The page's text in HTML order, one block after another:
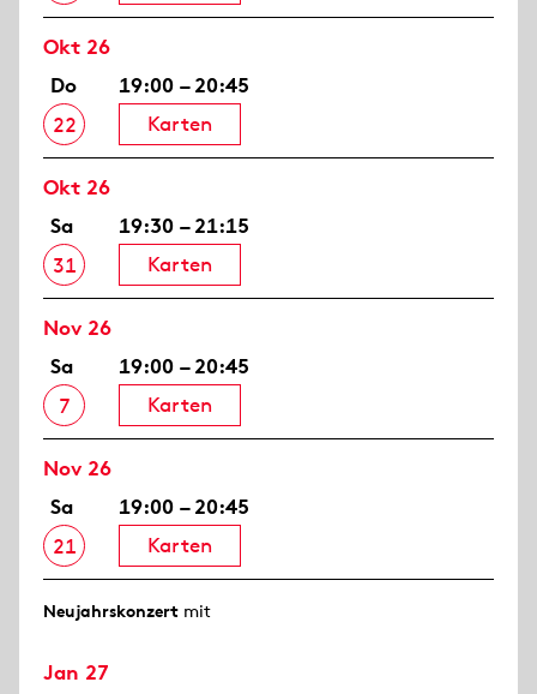
Okt 26
Do
22
19:00 – 20:45
Karten
Okt 26
Sa
31
19:30 – 21:15
Karten
Nov 26
Sa
7
19:00 – 20:45
Karten
Nov 26
Sa
21
19:00 – 20:45
Karten
Neujahrs­konzert mit
Jan 27